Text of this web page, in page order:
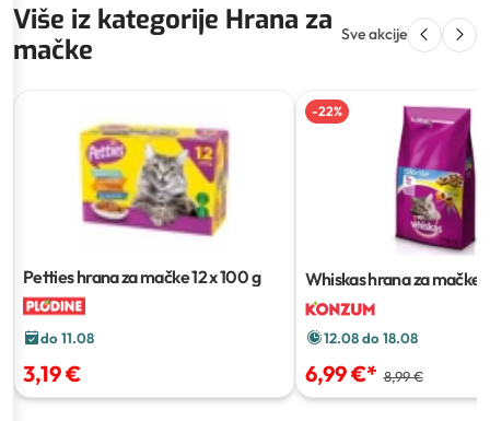
Više iz kategorije Hrana za
mačke
Sve akcije
Petties hrana za mačke12 x 100 g
do 11.08
3,19 €
-22%
Whiskas hrana za mačke
12.08 do 18.08
6,99 €* 8,99 €